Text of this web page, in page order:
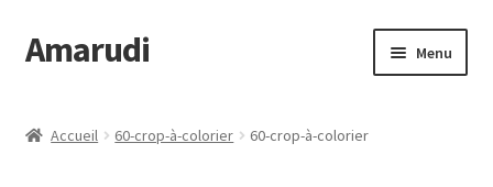
Aller
à
navigation
Aller
au
Amarudi Menu
Accueil 60-crop-à-colorier 60-crop-à-colorier